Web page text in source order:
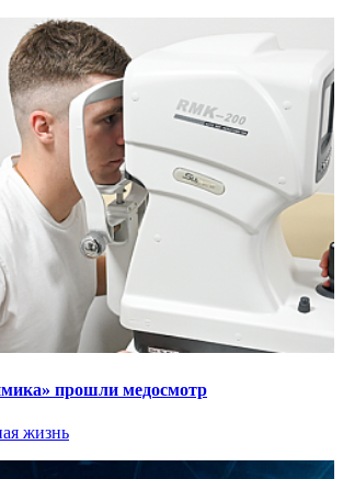
прошли медосмотр
жизнь